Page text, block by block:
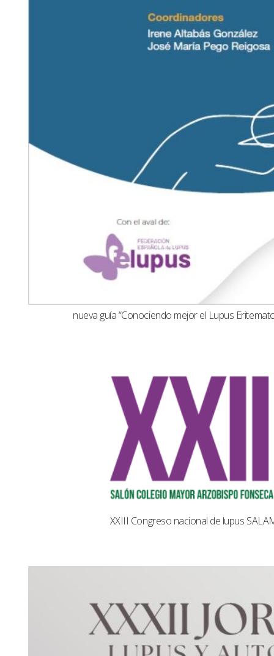
nueva guía “Conociendo mejor el Lupus
XXIII Congreso nacional de lupus